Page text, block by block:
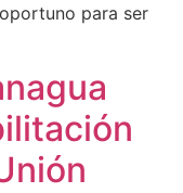
para ser